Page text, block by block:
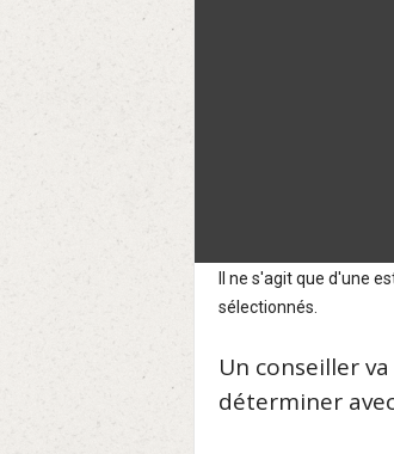
Il ne s'agit que d'une
sélectionnés.
Un conseiller
déterminer